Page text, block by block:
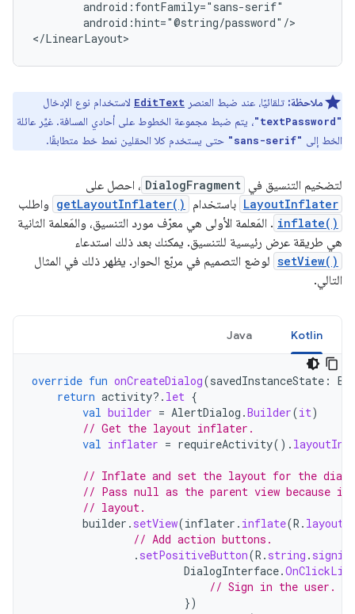
android:hint="@string/password"/>
</LinearLayout>
ملاحظة: تلقائيًا، عند ضبط العنصر EditText لاستخدام نوع الإدخال
"textPassword"، يتم ضبط مجموعة الخطوط على أحادي المسافة. غيِّر عائلة
الخط إلى
"sans-serif" حتى يستخدم كلا الحقلين نمط خط متطابقًا.
لتضخيم التنسيق في DialogFragment ، احصل على
LayoutInflater باستخدام getLayoutInflater() واطلب
inflate() . المَعلمة الأولى هي معرّف مورد التنسيق، والمَعلمة الثانية
هي طريقة عرض رئيسية للتنسيق. يمكنك بعد ذلك استدعاء
setView() لوضع التصميم في مربّع الحوار. يظهر ذلك في المثال
التالي.
Kotlin
Java
override fun onCreateDialog(savedInstanceState :
return activity?. let {
val builder = AlertDialog .Builder(it)
// Get the layout inflater.
val inflater = requireActivity().
// Inflate and set the layout for the
// Pass null as the parent view because
// layout.
builder . setView(inflater . inflate(R . layout
// Add action buttons.
. setPositiveButton(R . string . signin
DialogInterface.
// Sign in the user.
})